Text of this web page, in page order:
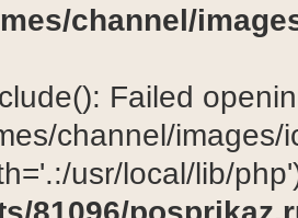
channel/
Failed
channel/images/
usr/local/lib/